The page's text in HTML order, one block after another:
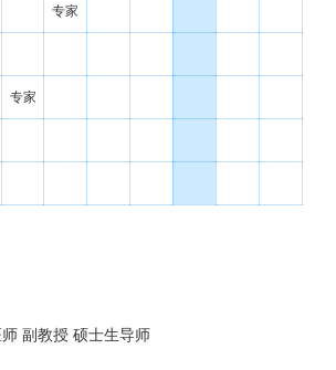
专家
专家
副教授 硕士生导师